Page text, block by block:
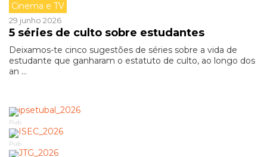
Cinema e TV
29 junho 2026
5 séries de culto sobre estudantes
Deixamos-te cinco sugestões de séries sobre a vida de
estudante que ganharam o estatuto de culto, ao longo dos
an ...
Pub
Pub